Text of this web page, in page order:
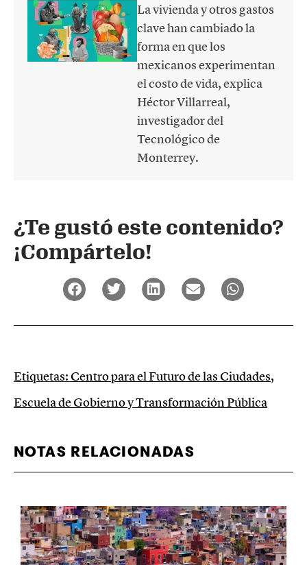
La vivienda y otros gastos
clave han cambiado la
forma en que los
mexicanos experimentan
el costo de vida, explica
Héctor Villarreal,
investigador del
Tecnológico de
Monterrey.
¿Te gustó este contenido?
¡Compártelo!
Etiquetas:Centro para el Futuro de las Ciudades,
Escuela de Gobierno y Transformación Pública
NOTAS RELACIONADAS